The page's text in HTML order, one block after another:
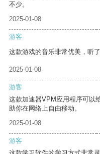
不少。
2025-01-08
游客
这款游戏的音乐非常优美，听
2025-01-08
游客
这款加速器VPM应用程序可以
助你在网络上自由移动。
2025-01-08
游客